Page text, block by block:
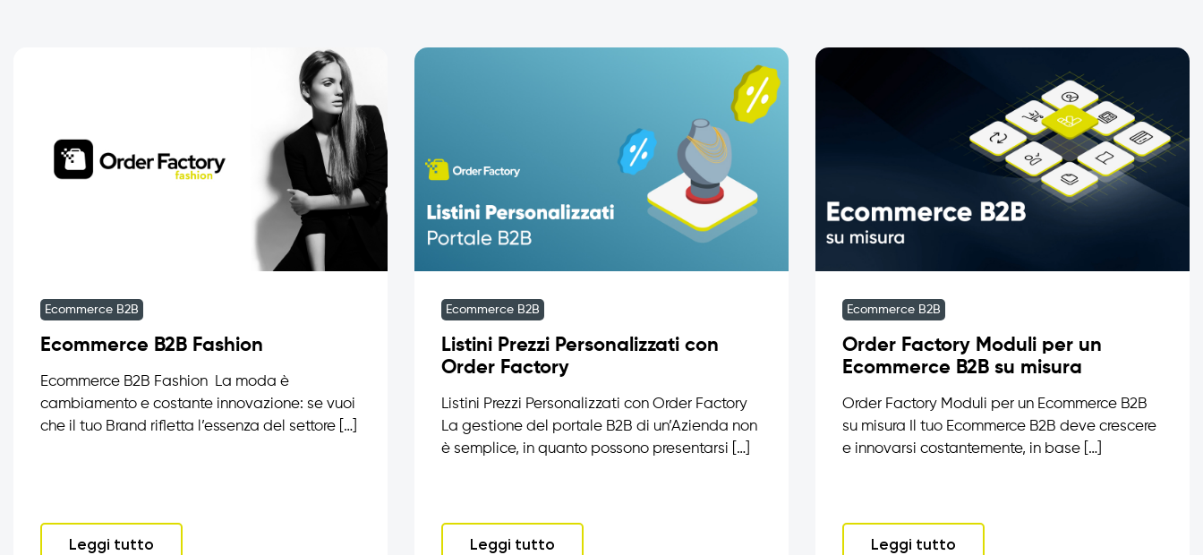
Ecommerce B2B
Ecommerce B2B Fashion
Ecommerce B2B Fashion La moda è
cambiamento e costante innovazione: se vuoi
che il tuo Brand rifletta l’essenza del settore […]
Leggi tutto
Ecommerce B2B
Listini Prezzi Personalizzati con
Order Factory
Listini Prezzi Personalizzati con Order Factory
La gestione del portale B2B di un’Azienda non
è semplice, in quanto possono presentarsi […]
Leggi tutto
Ecommerce B2B
Order Factory Moduli per un
Ecommerce B2B su misura
Order Factory Moduli per un Ecommerce B2B
su misura Il tuo Ecommerce B2B deve crescere
e innovarsi costantemente, in base […]
Leggi tutto